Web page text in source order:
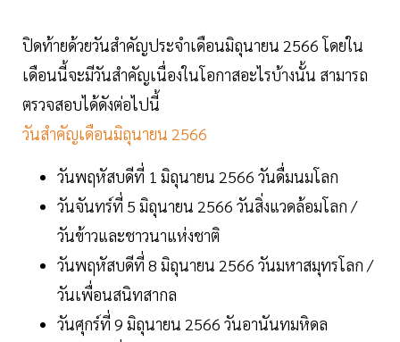
ปิดท้ายด้วยวันสำคัญประจำเดือนมิถุนายน 2566 โดยใน
เดือนนี้จะมีวันสำคัญเนื่องในโอกาสอะไรบ้างนั้น สามารถ
ตรวจสอบได้ดังต่อไปนี้
วันสำคัญเดือนมิถุนายน 2566
วันพฤหัสบดีที่ 1 มิถุนายน 2566 วันดื่มนมโลก
วันจันทร์ที่ 5 มิถุนายน 2566 วันสิ่งแวดล้อมโลก /
วันข้าวและชาวนาแห่งชาติ
วันพฤหัสบดีที่ 8 มิถุนายน 2566 วันมหาสมุทรโลก /
วันเพื่อนสนิทสากล
วันศุกร์ที่ 9 มิถุนายน 2566 วันอานันทมหิดล